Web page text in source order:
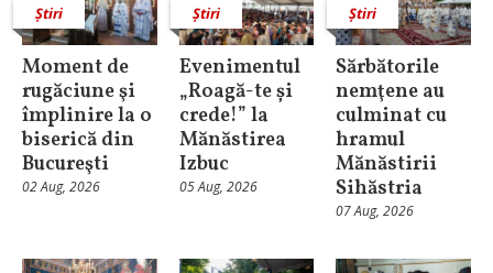
Știri
Moment de
rugăciune şi
împlinire la o
biserică din
Bucureşti
02 Aug, 2026
Știri
Evenimentul
„Roagă-te și
crede!” la
Mănăstirea
Izbuc
05 Aug, 2026
Știri
Sărbătorile
nemţene au
culminat cu
hramul
Mănăstirii
Sihăstria
07 Aug, 2026